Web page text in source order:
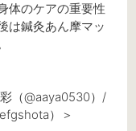
体のケアの重要性
は鍼灸あん摩マッ
（@aaya0530）/
）＞